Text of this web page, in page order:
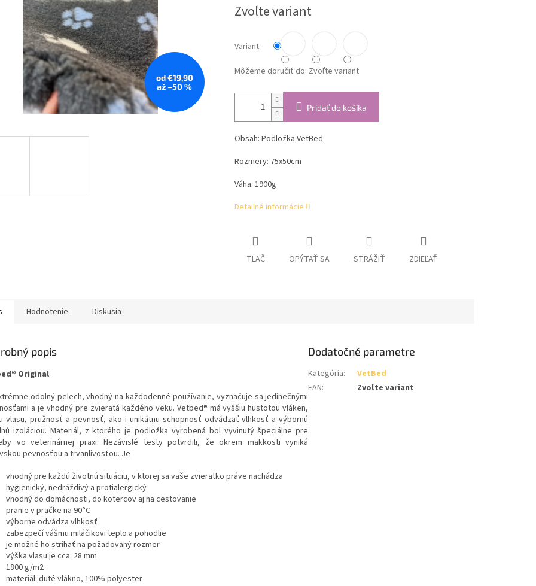
od €19,90
až –50 %
Zvoľte variant
Variant
Môžeme doručiť do: Zvoľte variant
Pridať do košíka
Obsah: Podložka VetBed
Rozmery: 75x50cm
Váha: 1900g
Detailné informácie
TLAČ OPÝTAŤ SA STRÁŽIŤ ZDIEĽAŤ
Hodnotenie Diskusia
popis
Original
odolný pelech, vhodný na každodenné používanie, vyznačuje sa jedinečnými
a je vhodný pre zvieratá každého veku. Vetbed® má vyššiu hustotou vláken,
vlasu, pružnosť a pevnosť, ako i unikátnu schopnosť odvádzať vlhkosť a výbornú
izoláciou. Materiál, z ktorého je podložka vyrobená bol vyvinutý špeciálne pre
vo veterinárnej praxi. Nezávislé testy potvrdili, že okrem mäkkosti vyniká
pevnosťou a trvanlivosťou. Je
vhodný pre každú životnú situáciu, v ktorej sa vaše zvieratko práve nachádza
hygienický, nedráždivý a protialergický
vhodný do domácnosti, do kotercov aj na cestovanie
pranie v pračke na 90°C
výborne odvádza vlhkosť
zabezpečí vášmu miláčikovi teplo a pohodlie
je možné ho strihať na požadovaný rozmer
výška vlasu je cca. 28 mm
1800 g/m2
materiál: duté vlákno, 100% polyester
Dodatočné parametre
Kategória:
VetBed
EAN: Zvoľte variant